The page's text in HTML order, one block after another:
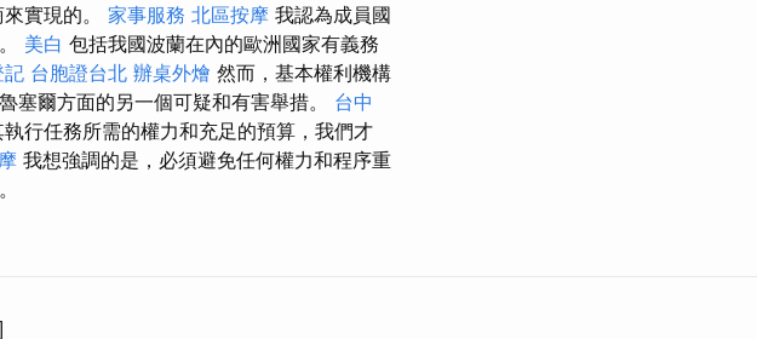
實現的。 家事服務 北區按摩 我認為成員國
美白 包括我國波蘭在內的歐洲國家有義務
記 台胞證台北 辦桌外燴 然而，基本權利機構
塞爾方面的另一個可疑和有害舉措。 台中
行任務所需的權力和充足的預算，我們才
我想強調的是，必須避免任何權力和程序重